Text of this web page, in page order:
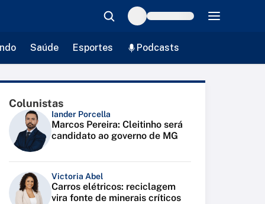
Saúde Esportes Podcasts
Colunistas
Iander Porcella
Marcos Pereira: Cleitinho será
candidato ao governo de MG
Victoria Abel
Carros elétricos: reciclagem
vira fonte de minerais críticos